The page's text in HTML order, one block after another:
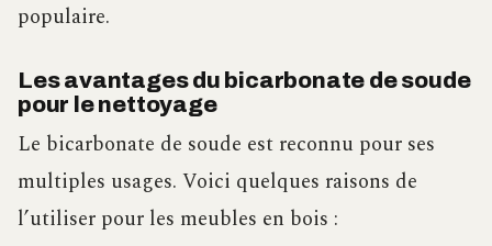
populaire.
Les avantages du bicarbonate de soude
pour le nettoyage
Le bicarbonate de soude est reconnu pour ses
multiples usages. Voici quelques raisons de
l’utiliser pour les meubles en bois :